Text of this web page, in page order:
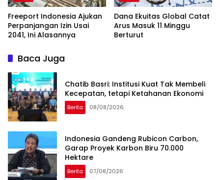
Freeport Indonesia Ajukan
Perpanjangan Izin Usai
2041, Ini Alasannya
Dana Ekuitas Global Catat
Arus Masuk 11 Minggu
Berturut
Baca Juga
Chatib Basri: Institusi Kuat Tak Membeli
Kecepatan, tetapi Ketahanan Ekonomi
Berita 08/08/2026
Indonesia Gandeng Rubicon Carbon,
Garap Proyek Karbon Biru 70.000
Hektare
Berita 07/08/2026